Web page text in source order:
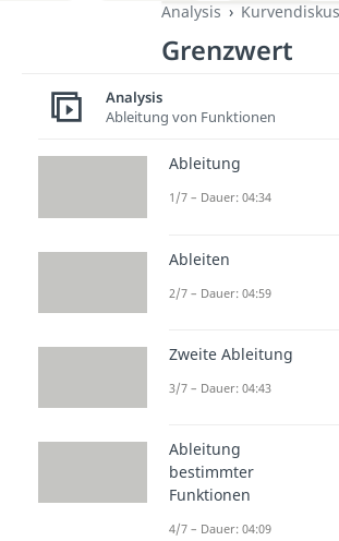
Analysis
Grenzwert
Wichtige Inhalte
Video
Die Grenzwerte
zu jeder
funktioniert und
gibt, erfährst du
auch unser
Abiturvorbereitung
Analysis
Ableitung von Funktionen
Ableitung
1/7 – Dauer: 04:34
Ableiten
2/7 – Dauer: 04:59
Zweite Ableitung
3/7 – Dauer: 04:43
Ableitung
bestimmter
Funktionen
4/7 – Dauer: 04:09